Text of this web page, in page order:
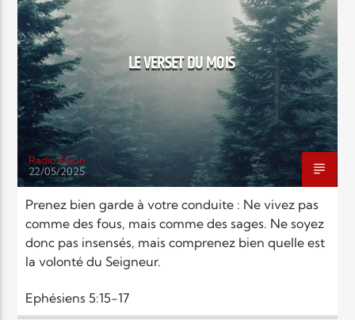
TITRE
ARTISTE
Radio Elyon
Elyon Rhema
LE VERSET DU MOIS
Radio Elyon
22/05/2025
Prenez bien garde à votre conduite : Ne vivez pas
comme des fous, mais comme des sages. Ne soyez
donc pas insensés, mais comprenez bien quelle est
la volonté du Seigneur.
Ephésiens 5:15-17